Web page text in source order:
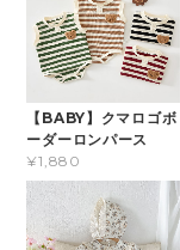
【BABY】クマロゴボ
ーダーロンパース
¥1,880